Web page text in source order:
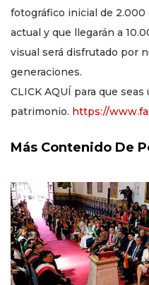
fotográfico inicial de
actual y que llegarán a
visual será disfrutado por
generaciones.
CLICK AQUÍ para que
patrimonio. https://
Más Contenido De